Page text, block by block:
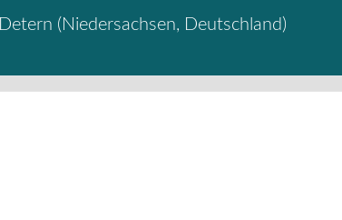
Detern ( Niedersachsen, Deutschland)